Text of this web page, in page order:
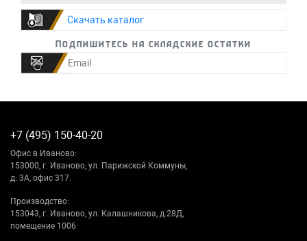
Скачать каталог
Подпишитесь на складские остатки
+7 (495) 150-40-20
Офис в Иваново:
153000, г. Иваново, ул. Парижской Коммуны,
д. 3А, офис 317.
Производство:
153043, г. Иваново, ул. Калашникова, д.28Д,
помещение 1006